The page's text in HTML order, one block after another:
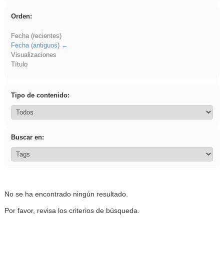
Orden:
Fecha (recientes)
Fecha (antiguos)
Visualizaciones
Título
Tipo de contenido:
Buscar en:
No se ha encontrado ningún resultado.
Por favor, revisa los criterios de búsqueda.